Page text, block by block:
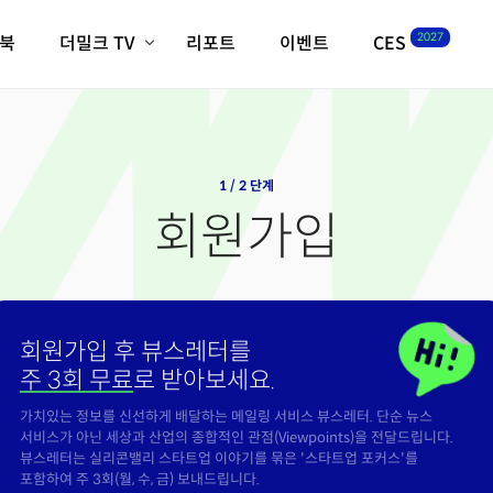
더밀크 TV
크리스의 뉴욕 시그널
밸리토크
리포트 이벤트 CES 2027
1 / 2 단계
회원가입
회원가입 후 뷰스레터를
주 3회 무료로 받아보세요.
가치있는 정보를 신선하게 배달하는 메일링 서비스 뷰스레터. 단순 뉴스
서비스가 아닌 세상과 산업의 종합적인 관점(Viewpoints)을 전달드립니다.
뷰스레터는 실리콘밸리 스타트업 이야기를 묶은 '스타트업 포커스'를
포함하여 주 3회(월, 수, 금) 보내드립니다.